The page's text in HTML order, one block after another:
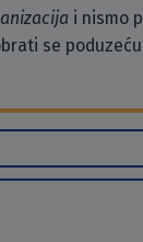
i nismo
se